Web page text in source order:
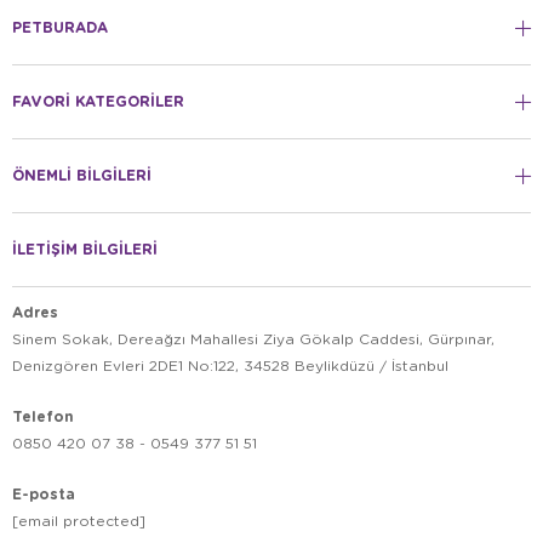
PETBURADA
FAVORİ KATEGORİLER
ÖNEMLİ BİLGİLERİ
İLETİŞİM BİLGİLERİ
Adres
Sinem Sokak, Dereağzı Mahallesi Ziya Gökalp Caddesi, Gürpınar,
Denizgören Evleri 2DE1 No:122, 34528 Beylikdüzü / İstanbul
Telefon
0850 420 07 38 - 0549 377 51 51
E-posta
[email protected]